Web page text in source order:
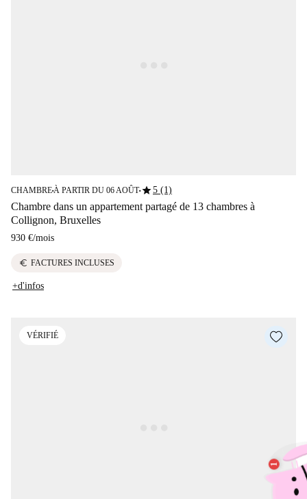
CHAMBRE■À PARTIR DU 06 AOÛT■star5 (1)
Chambre dans un appartement partagé de 13 chambres à
Collignon, Bruxelles
930 €/mois
euro FACTURES INCLUSES
+d'infos
VÉRIFIÉ